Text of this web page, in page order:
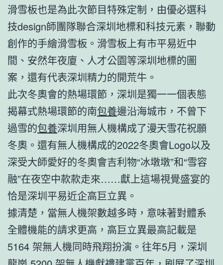
滑雪板也是為此次節目特殊定制，由優必選科
技design師團隊聯合深圳地標和科技元素，聯動
創作的手繪滑雪板。滑雪板上有市平易近中
間、安然年夜廈、人才公園等深圳地標的圖
案，還有代表深圳精力的開荒牛。
此次冬奧會的熱場環節，深圳是獨一一個表態
揭幕式熱場環節的南包養邊沿海城市，不曾下
過雪的包養深圳用無人機構成了漫天雪花祝願
冬奧。還有無人機構成的2022冬奧會Logo以及
深受大師愛好的冬奧會吉利物“冰墩墩”和“雪容
融”在夜空中款款走來……獻上這場視覺盛宴的
恰是深圳平易近企高巨立異。
據清楚，當無人機架數越多時，意味著對體系
全體機能的請求更高，高巨立異最高記載是
5164 架無人機同時飛翔扮演。往年5月，深圳